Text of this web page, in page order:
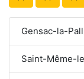
Gensac-la-
Saint-Même-